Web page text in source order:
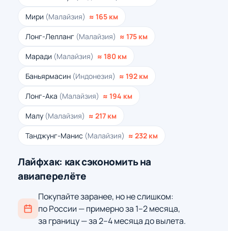
Мири (Малайзия) ≈ 165 км
Лонг-Лелланг (Малайзия) ≈ 175 км
Маради (Малайзия) ≈ 180 км
Баньярмасин (Индонезия) ≈ 192 км
Лонг-Ака (Малайзия) ≈ 194 км
Малу (Малайзия) ≈ 217 км
Танджунг-Манис (Малайзия) ≈ 232 км
Лайфхак: как сэкономить на
авиаперелёте
Покупайте заранее, но не слишком:
по России — примерно за 1–2 месяца,
за границу — за 2–4 месяца до вылета.